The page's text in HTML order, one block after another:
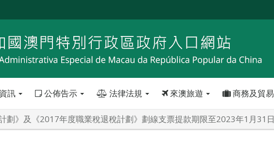
訊 公佈告示 法律法規 來澳旅遊 商務及貿易
劃》及《2017年度職業稅退稅計劃》劃線支票提款期限至2023年1月31日